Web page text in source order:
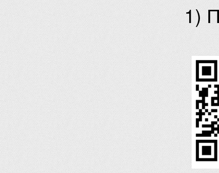
1)